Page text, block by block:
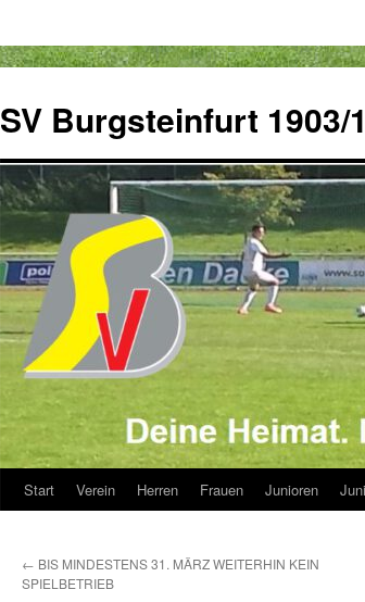
springen
SV Burgsteinfurt 1903/
Start Verein Herren Frauen Junioren
← BIS MINDESTENS 31. MÄRZ WEITERHIN KEIN
SPIELBETRIEB